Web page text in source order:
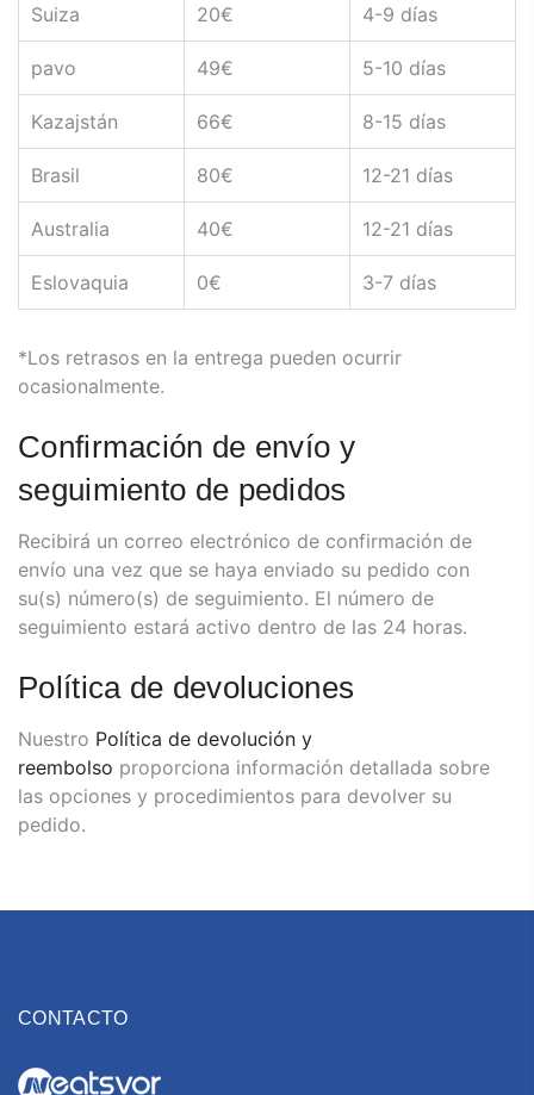
Suiza 20€ 4-9 días
pavo 49€ 5-10 días
Kazajstán 66€ 8-15 días
Brasil 80€ 12-21 días
Australia 40€ 12-21 días
Eslovaquia 0€ 3-7 días
*Los retrasos en la entrega pueden ocurrir
ocasionalmente.
Confirmación de envío y
seguimiento de pedidos
Recibirá un correo electrónico de confirmación de
envío una vez que se haya enviado su pedido con
su(s) número(s) de seguimiento. El número de
seguimiento estará activo dentro de las 24 horas.
Política de devoluciones
Nuestro Política de devolución y
reembolso proporciona información detallada sobre
las opciones y procedimientos para devolver su
pedido.
CONTACTO